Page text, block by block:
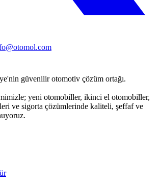
güvenilir otomotiv çözüm ortağı.
yeni otomobiller, ikinci el otomobiller,
ve sigorta çözümlerinde kaliteli, şeffaf ve